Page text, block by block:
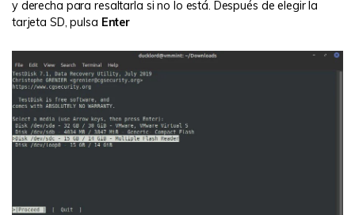
y derecha para resaltarla si no lo está. Después de elegir la
tarjeta SD, pulsa Enter